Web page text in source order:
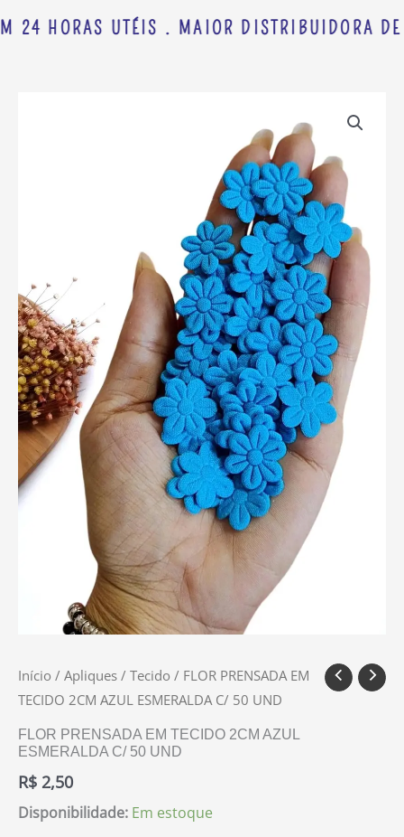
24 HORAS UTÉIS . MAIOR DISTRIBUIDORA
Início / Apliques / Tecido / FLOR PRENSADA EM
TECIDO 2CM AZUL ESMERALDA C/ 50 UND
FLOR PRENSADA EM TECIDO 2CM AZUL
ESMERALDA C/ 50 UND
R$ 2,50
Disponibilidade: Em estoque
C/
50
UND
quantidade